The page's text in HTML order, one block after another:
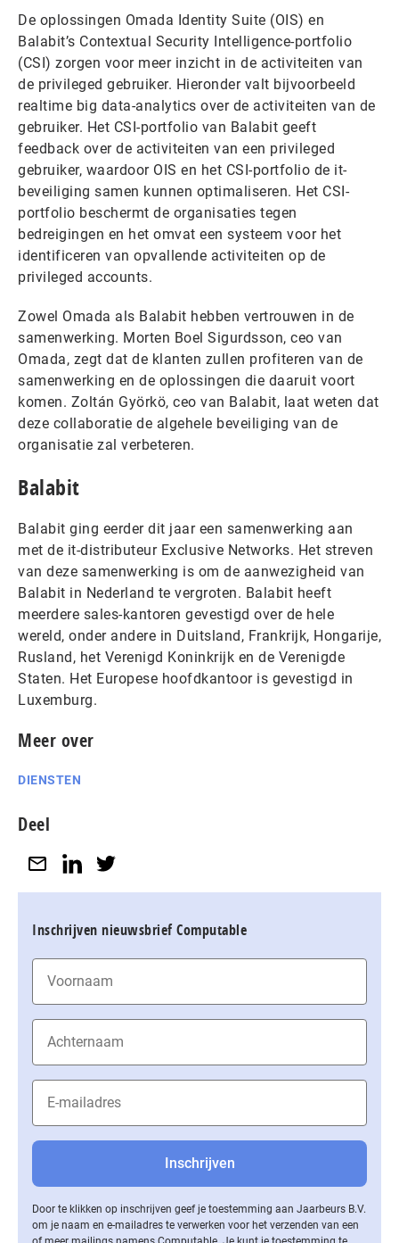
De oplossingen Omada Identity Suite (OIS) en
Balabit’s Contextual Security Intelligence-portfolio
(CSI) zorgen voor meer inzicht in de activiteiten van
de privileged gebruiker. Hieronder valt bijvoorbeeld
realtime big data-analytics over de activiteiten van de
gebruiker. Het CSI-portfolio van Balabit geeft
feedback over de activiteiten van een privileged
gebruiker, waardoor OIS en het CSI-portfolio de it-
beveiliging samen kunnen optimaliseren. Het CSI-
portfolio beschermt de organisaties tegen
bedreigingen en het omvat een systeem voor het
identificeren van opvallende activiteiten op de
privileged accounts.
Zowel Omada als Balabit hebben vertrouwen in de
samenwerking. Morten Boel Sigurdsson, ceo van
Omada, zegt dat de klanten zullen profiteren van de
samenwerking en de oplossingen die daaruit voort
komen. Zoltán Györkö, ceo van Balabit, laat weten dat
deze collaboratie de algehele beveiliging van de
organisatie zal verbeteren.
Balabit
Balabit ging eerder dit jaar een samenwerking aan
met de it-distributeur Exclusive Networks. Het streven
van deze samenwerking is om de aanwezigheid van
Balabit in Nederland te vergroten. Balabit heeft
meerdere sales-kantoren gevestigd over de hele
wereld, onder andere in Duitsland, Frankrijk, Hongarije,
Rusland, het Verenigd Koninkrijk en de Verenigde
Staten. Het Europese hoofdkantoor is gevestigd in
Luxemburg.
Meer over
DIENSTEN
Deel
Inschrijven nieuwsbrief Computable
Door te klikken op inschrijven geef je toestemming aan Jaarbeurs B.V.
om je naam en e-mailadres te verwerken voor het verzenden van een